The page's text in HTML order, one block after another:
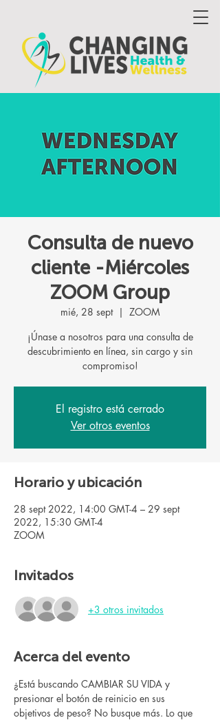
Consulta de nuevo
cliente -Miércoles
ZOOM Group
mié, 28 sept
  |
ZOOM
¡Únase a nosotros para una consulta de
descubrimiento en línea, sin cargo y sin
El registro está cerrado
Ver otros eventos
Horario y ubicación
28 sept 2022, 14:00 GMT-4 – 29 sept
2022, 15:30 GMT-4
ZOOM
Invitados
+3 otros invitados
Acerca del evento
¿Está buscando CAMBIAR SU VIDA y
presionar el botón de reinicio en sus
objetivos de peso? No busque más. Lo que